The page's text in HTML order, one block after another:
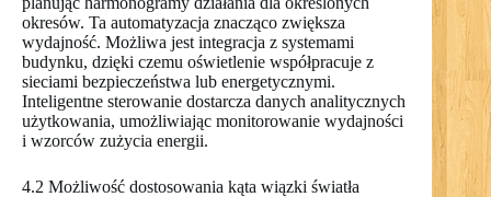
okresów. Ta automatyzacja znacząco zwiększa
wydajność. Możliwa jest integracja z systemami
budynku, dzięki czemu oświetlenie współpracuje z
sieciami bezpieczeństwa lub energetycznymi.
Inteligentne sterowanie dostarcza danych analitycznych
użytkowania, umożliwiając monitorowanie wydajności
i wzorców zużycia energii.
4.2 Możliwość dostosowania kąta wiązki światła